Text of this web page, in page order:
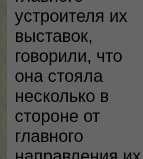
устроителя их
выставок,
говорили, что
она стояла
несколько в
стороне от
главного